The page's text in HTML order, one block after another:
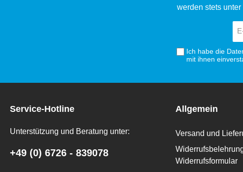
werden stets
Ich habe die
mit ihnen
Service-Hotline
Unterstützung und Beratung unter:
+49 (0) 6726 - 839078
Allgemein
Versand und
Widerrufsformular